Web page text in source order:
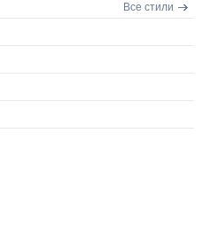
Все стили